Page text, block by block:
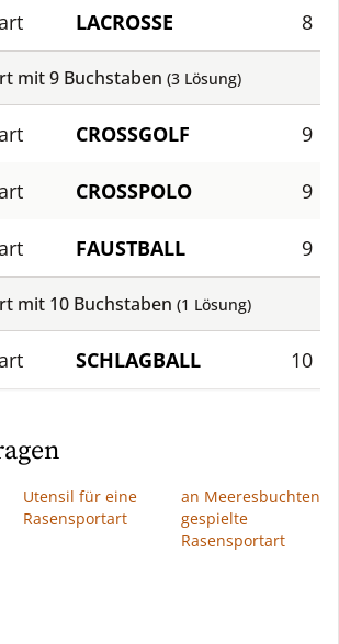
LACROSSE 8
mit9 Buchstaben (3 Lösung)
CROSSGOLF 9
CROSSPOLO 9
FAUSTBALL 9
mit 10 Buchstaben (1 Lösung)
SCHLAGBALL 10
Utensil für eine
Rasensportart
an Meeresbuchten
gespielte
Rasensportart